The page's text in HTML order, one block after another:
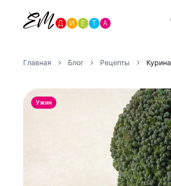
Главная Блог Рецепты
Ужин